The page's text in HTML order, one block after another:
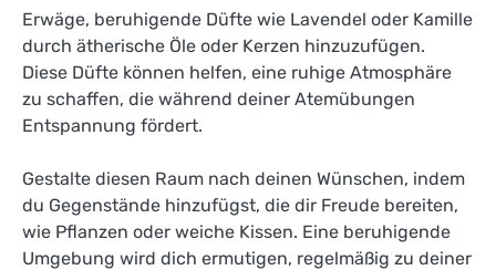
Erwäge, beruhigende Düfte wie Lavendel oder Kamille
durch ätherische Öle oder Kerzen hinzuzufügen.
Diese Düfte können helfen, eine ruhige Atmosphäre
zu schaffen, die während deiner Atemübungen
Entspannung fördert.
Gestalte diesen Raum nach deinen Wünschen, indem
du Gegenstände hinzufügst, die dir Freude bereiten,
wie Pflanzen oder weiche Kissen. Eine beruhigende
Umgebung wird dich ermutigen, regelmäßig zu deiner